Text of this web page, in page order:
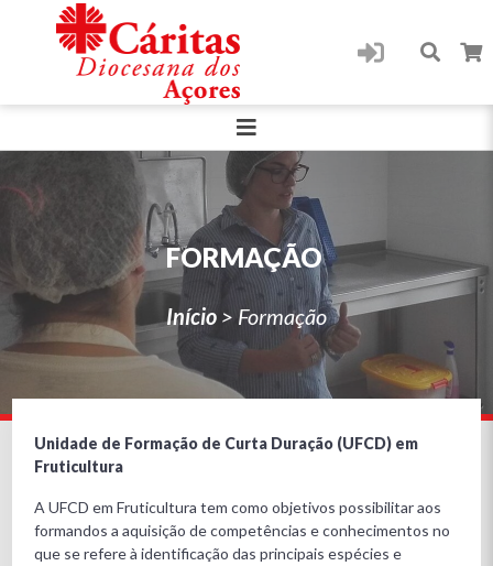
FORMAÇÃO
Início > Formação
Unidade de Formação de Curta Duração (UFCD) em
Fruticultura
A UFCD em Fruticultura tem como objetivos possibilitar aos
formandos a aquisição de competências e conhecimentos no
que se refere à identificação das principais espécies e